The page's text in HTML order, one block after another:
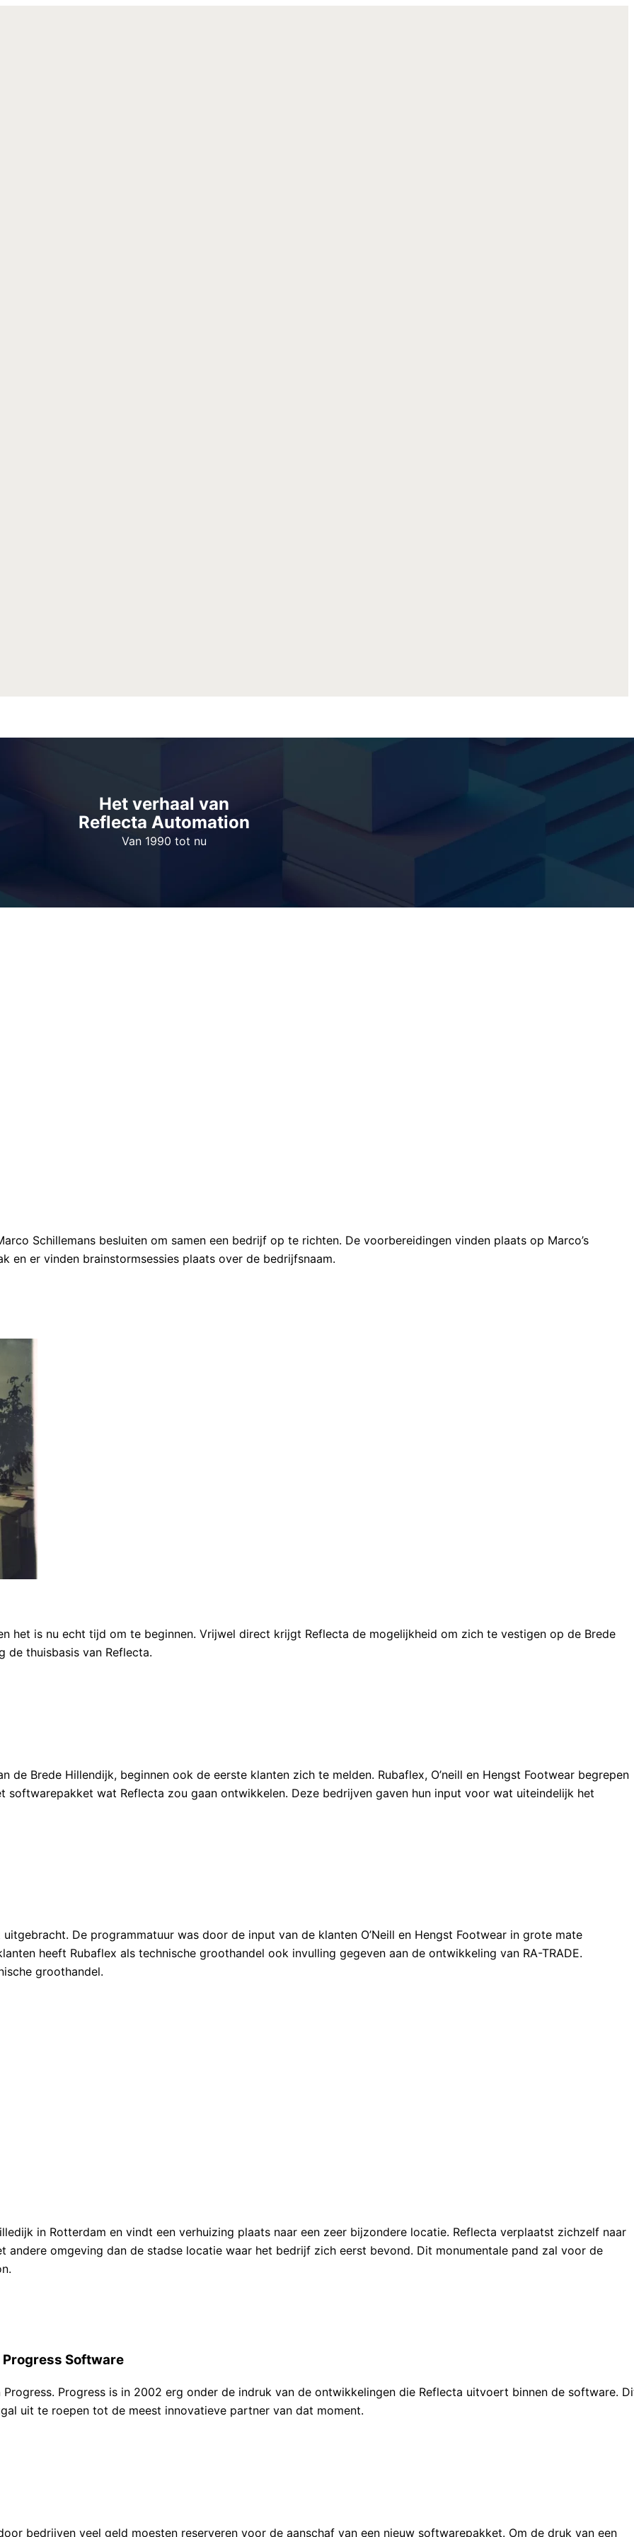
Het verhaal van
Reflecta Automation
Van 1990 tot nu
Schillemans besluiten om samen een bedrijf op te richten. De voorbereidingen vinden plaats op Marco’s
en er vinden brainstormsessies plaats over de bedrijfsnaam.
het is nu echt tijd om te beginnen. Vrijwel direct krijgt Reflecta de mogelijkheid om zich te vestigen op de Brede
de thuisbasis van Reflecta.
Brede Hillendijk, beginnen ook de eerste klanten zich te melden. Rubaflex, O’neill en Hengst Footwear begrepen
softwarepakket wat Reflecta zou gaan ontwikkelen. Deze bedrijven gaven hun input voor wat uiteindelijk het
De programmatuur was door de input van de klanten O’Neill en Hengst Footwear in grote mate
heeft Rubaflex als technische groothandel ook invulling gegeven aan de ontwikkeling van RA-TRADE.
groothandel.
in Rotterdam en vindt een verhuizing plaats naar een zeer bijzondere locatie. Reflecta verplaatst zichzelf naar
andere omgeving dan de stadse locatie waar het bedrijf zich eerst bevond. Dit monumentale pand zal voor de
Software
Progress is in 2002 erg onder de indruk van de ontwikkelingen die Reflecta uitvoert binnen de software.
uit te roepen tot de meest innovatieve partner van dat moment.
bedrijven veel geld moesten reserveren voor de aanschaf van een nieuw softwarepakket. Om de druk van een